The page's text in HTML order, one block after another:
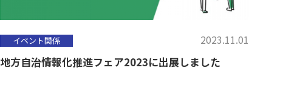
イベント関係 2023.11.01
地方自治情報化推進フェア2023に出展しました